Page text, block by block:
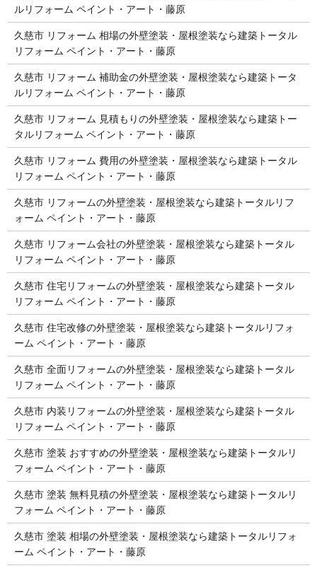
ルリフォーム ペイント・アート・藤原
久慈市 リフォーム 相場の外壁塗装・屋根塗装なら建築トータル
リフォーム ペイント・アート・藤原
久慈市 リフォーム 補助金の外壁塗装・屋根塗装なら建築トータ
ルリフォーム ペイント・アート・藤原
久慈市 リフォーム 見積もりの外壁塗装・屋根塗装なら建築トー
タルリフォーム ペイント・アート・藤原
久慈市 リフォーム 費用の外壁塗装・屋根塗装なら建築トータル
リフォーム ペイント・アート・藤原
久慈市 リフォームの外壁塗装・屋根塗装なら建築トータルリフ
ォーム ペイント・アート・藤原
久慈市 リフォーム会社の外壁塗装・屋根塗装なら建築トータル
リフォーム ペイント・アート・藤原
久慈市 住宅リフォームの外壁塗装・屋根塗装なら建築トータル
リフォーム ペイント・アート・藤原
久慈市 住宅改修の外壁塗装・屋根塗装なら建築トータルリフォ
ーム ペイント・アート・藤原
久慈市 全面リフォームの外壁塗装・屋根塗装なら建築トータル
リフォーム ペイント・アート・藤原
久慈市 内装リフォームの外壁塗装・屋根塗装なら建築トータル
リフォーム ペイント・アート・藤原
久慈市 塗装 おすすめの外壁塗装・屋根塗装なら建築トータルリ
フォーム ペイント・アート・藤原
久慈市 塗装 無料見積の外壁塗装・屋根塗装なら建築トータルリ
フォーム ペイント・アート・藤原
久慈市 塗装 相場の外壁塗装・屋根塗装なら建築トータルリフォ
ーム ペイント・アート・藤原